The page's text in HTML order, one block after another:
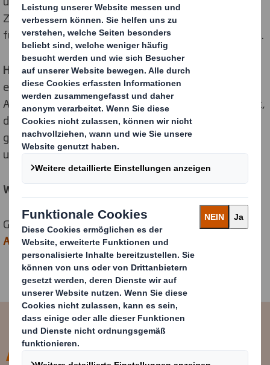
Zeit über die Bewerbungen engagierter Praktikanten
für dasGraduate Programmeoder eine Festanstellung.
Haben wir Dein Interesse geweckt? Dann sende uns
einekurze Bewerbungmit DeinemLebenslauf
Angabe, für welchenFachbereichDu Dich interessierst,
der Bescheinigung Deiner Universität und dem
gewünschtenZeitraum, in dem Du ein Praktikum bei
uns absolvieren möchtest.
Wir freuen uns auf Dich!
Gelange hier zurÜbersicht über die
Ansprechpartner*innenan unseren